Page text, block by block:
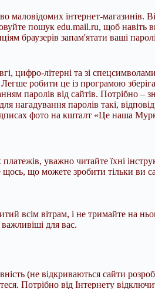
маловідомих інтернет-магазинів.
пошук edu.mail.ru, щоб навіть
браузерів запам'ятати ваші
цифро-літерні та зі
робити це із програмою
паролів від сайтів. Потрібно –
нагадування паролів такі,
фото на кшталт «Це наша
уважно читайте їхні
що можете зробити тільки ви
всім вітрам, і не тримайте на
для вас.
(не відкриваються сайти
Потрібно від Інтернету